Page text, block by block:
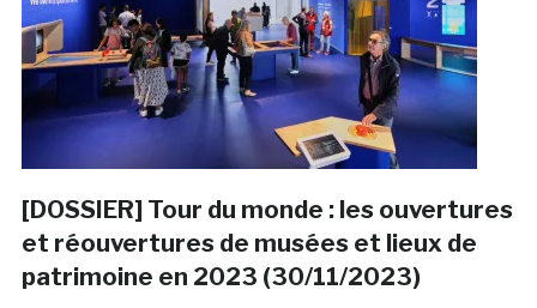
[DOSSIER] Tour du monde : les ouvertures
et réouvertures de musées et lieux de
patrimoine en 2023 (30/11/2023)